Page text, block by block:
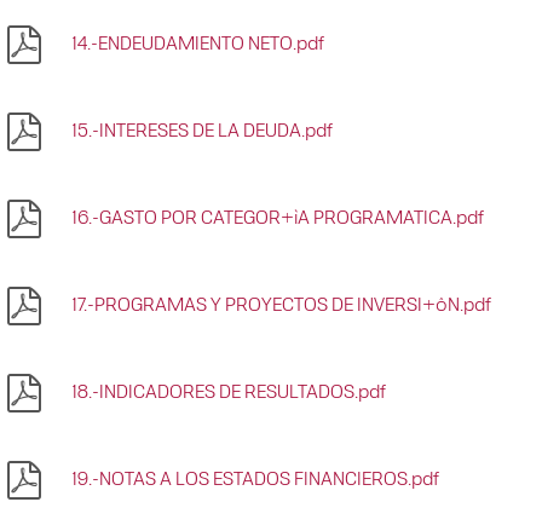
14.-ENDEUDAMIENTO NETO.pdf
15.-INTERESES DE LA DEUDA.pdf
16.-GASTO POR CATEGOR+ìA PROGRAMATICA.pdf
17.-PROGRAMAS Y PROYECTOS DE INVERSI+ôN.pdf
18.-INDICADORES DE RESULTADOS.pdf
19.-NOTAS A LOS ESTADOS FINANCIEROS.pdf